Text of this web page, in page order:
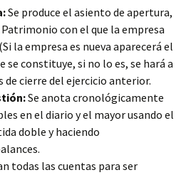
Se produce el asiento de apertura,
con el que la empresa
la empresa es nueva aparecerá el
se constituye, si no lo es, se hará a
de cierre del ejercicio anterior.
Se anota cronológicamente
en el diario y el mayor usando el
doble y haciendo
todas las cuentas para ser